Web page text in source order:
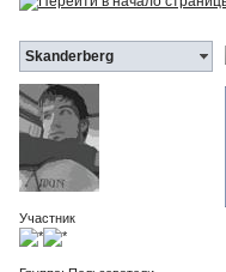
Skanderberg
Участник